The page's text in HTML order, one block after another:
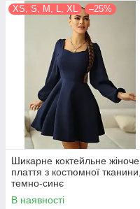
XS, S, M, L, XL –25%
Шикарне коктейльне жіноче
плаття з костюмної тканини,
темно-синє
В наявності